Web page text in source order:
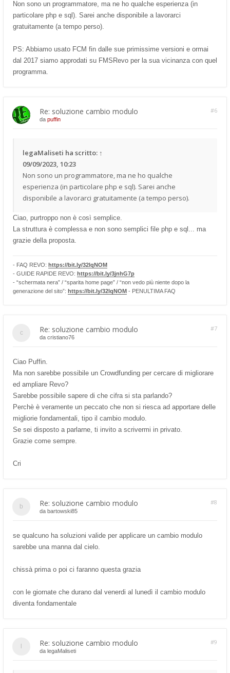
Non sono un programmatore, ma ne ho qualche esperienza (in
particolare php e sql). Sarei anche disponibile a lavorarci
gratuitamente (a tempo perso).
PS: Abbiamo usato FCM fin dalle sue primissime versioni e ormai
dal 2017 siamo approdati su FMSRevo per la sua vicinanza con quel
programma.
Re: soluzione cambio modulo #6
da puffin
legaMaliseti ha scritto: ↑
09/09/2023, 10:23
Non sono un programmatore, ma ne ho qualche
esperienza (in particolare php e sql). Sarei anche
disponibile a lavorarci gratuitamente (a tempo perso).
Ciao, purtroppo non è così semplice.
La struttura è complessa e non sono semplici file php e sql... ma
grazie della proposta.
- FAQ REVO: https://bit.ly/32lqNOM
- GUIDE RAPIDE REVO: https://bit.ly/3jnhG7p
- “schermata nera” / “sparita home page” / “non vedo più niente dopo la
generazione del sito”: https://bit.ly/32lqNOM - PENULTIMA FAQ
Re: soluzione cambio modulo #7
da cristiano76
Ciao Puffin.
Ma non sarebbe possibile un Crowdfunding per cercare di migliorare
ed ampliare Revo?
Sarebbe possibile sapere di che cifra si sta parlando?
Perchè è veramente un peccato che non si riesca ad apportare delle
migliorie fondamentali, tipo il cambio modulo.
Se sei disposto a parlarne, ti invito a scrivermi in privato.
Grazie come sempre.
Cri
Re: soluzione cambio modulo #8
da bartowski85
se qualcuno ha soluzioni valide per applicare un cambio modulo
sarebbe una manna dal cielo.
chissà prima o poi ci faranno questa grazia
con le giornate che durano dal venerdi al lunedì il cambio modulo
diventa fondamentale
Re: soluzione cambio modulo #9
da legaMaliseti